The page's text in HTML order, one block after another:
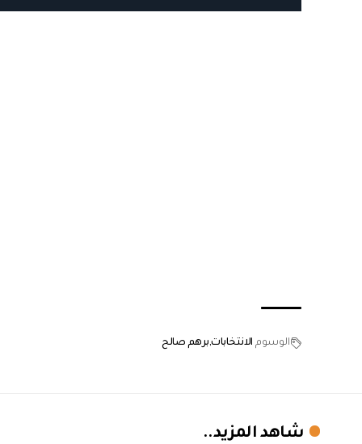
الوسوم الانتخابات برهم صالح
شاهد المزيد..